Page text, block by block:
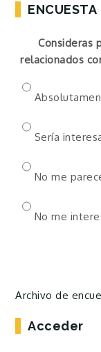
ENCUESTA
Consideras
relacionados
Sería
No me
No me
Archivo de
Acceder